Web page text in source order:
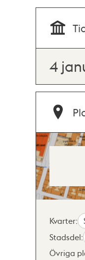
4
Kvarter:
Stadsdel:
Övriga